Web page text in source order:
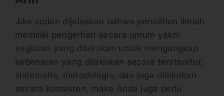
Jika sudah dijelaskan bahwa penelitian ilmiah
memiliki pengertian secara umum yakni
kegiatan yang dilakukan untuk mengungkap
kebenaran yang dilakukan secara terstruktur,
sistematis, metodologis, dan juga dilakukan
secara konsisten, maka Anda juga perlu